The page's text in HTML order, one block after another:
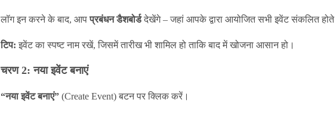
लॉग इन करने के बाद, आपप्रबंधन डैशबोर्डदेखेंगे – जहां आपके द्वारा आयोजित सभी इवेंट संकलित होते
टिप: इवेंट का स्पष्ट नाम रखें, जिसमें तारीख भी शामिल हो ताकि बाद में खोजना आसान हो।
चरण 2: नया इवेंट बनाएं
“नया इवेंट बनाएं” (Create Event) बटन पर क्लिक करें।